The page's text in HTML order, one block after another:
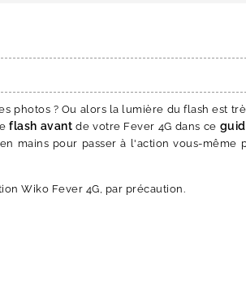
photos ? Ou alors la lumière du flash est
flash avant de votre Fever 4G dans ce
mains pour passer à l'action vous-même
Wiko Fever 4G, par précaution.